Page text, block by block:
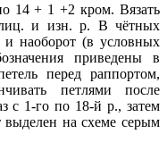
14 + 1 +2 кром. Вязать
и изн. р. В чётных
и наоборот (в условных
приведены в
перед раппортом,
петлями после
с 1-го по 18-й р., затем
выделен на схеме серым